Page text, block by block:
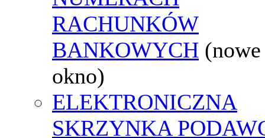
RACHUNKÓW
BANKOWYCH (nowe
okno)
ELEKTRONICZNA
SKRZYNKA